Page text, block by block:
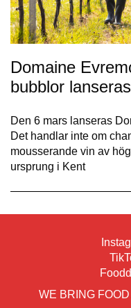
Domaine
bubblor
Den 6 mars lanseras
Det handlar inte om
mousserande vin av
ursprung i Kent
WE BRING